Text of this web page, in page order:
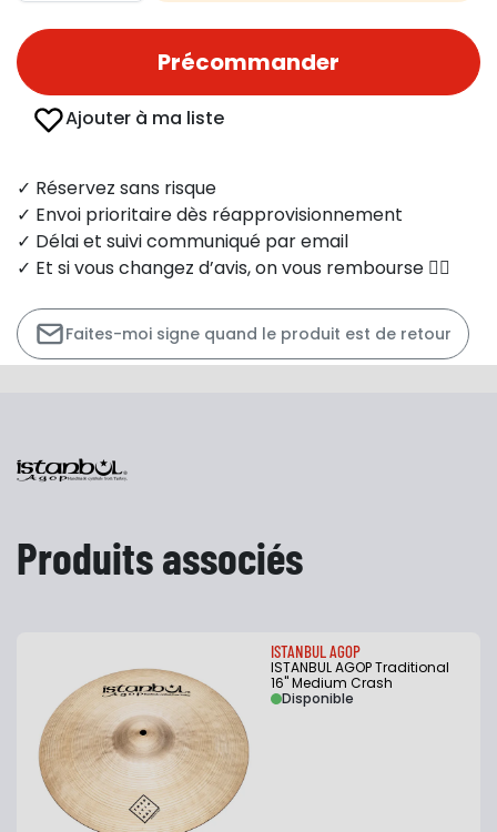
Précommander
Ajouter à ma liste
✓ Réservez sans risque
✓ Envoi prioritaire dès réapprovisionnement
✓ Délai et suivi communiqué par email
✓ Et si vous changez d’avis, on vous rembourse 👍🏻
Faites-moi signe quand le produit est de retour
Produits associés
ISTANBUL AGOP
ISTANBUL AGOP Traditional
16" Medium Crash
Disponible